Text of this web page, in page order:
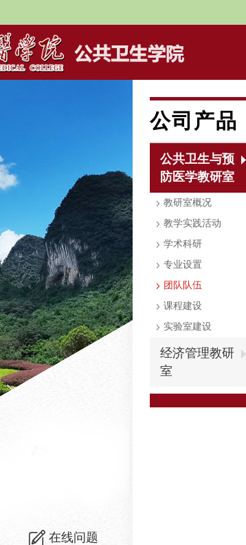
在线问题
公司产品
公共卫生与预
防医学教研室
教研室概况
教学实践活动
学术科研
专业设置
团队队伍
课程建设
实验室建设
经济管理教研
室